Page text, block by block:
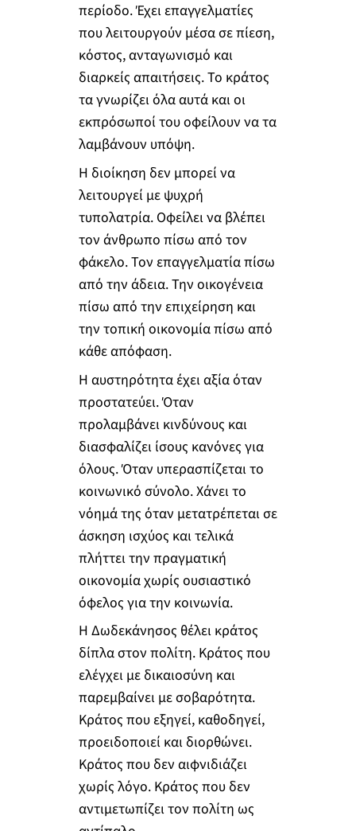
περίοδο. Έχει επαγγελματίες
που λειτουργούν μέσα σε πίεση,
κόστος, ανταγωνισμό και
διαρκείς απαιτήσεις. Το κράτος
τα γνωρίζει όλα αυτά και οι
εκπρόσωποί του οφείλουν να τα
λαμβάνουν υπόψη.
Η διοίκηση δεν μπορεί να
λειτουργεί με ψυχρή
τυπολατρία. Οφείλει να βλέπει
τον άνθρωπο πίσω από τον
φάκελο. Τον επαγγελματία πίσω
από την άδεια. Την οικογένεια
πίσω από την επιχείρηση και
την τοπική οικονομία πίσω από
κάθε απόφαση.
Η αυστηρότητα έχει αξία όταν
προστατεύει. Όταν
προλαμβάνει κινδύνους και
διασφαλίζει ίσους κανόνες για
όλους. Όταν υπερασπίζεται το
κοινωνικό σύνολο. Χάνει το
νόημά της όταν μετατρέπεται σε
άσκηση ισχύος και τελικά
πλήττει την πραγματική
οικονομία χωρίς ουσιαστικό
όφελος για την κοινωνία.
Η Δωδεκάνησος θέλει κράτος
δίπλα στον πολίτη. Κράτος που
ελέγχει με δικαιοσύνη και
παρεμβαίνει με σοβαρότητα.
Κράτος που εξηγεί, καθοδηγεί,
προειδοποιεί και διορθώνει.
Κράτος που δεν αιφνιδιάζει
χωρίς λόγο. Κράτος που δεν
αντιμετωπίζει τον πολίτη ως